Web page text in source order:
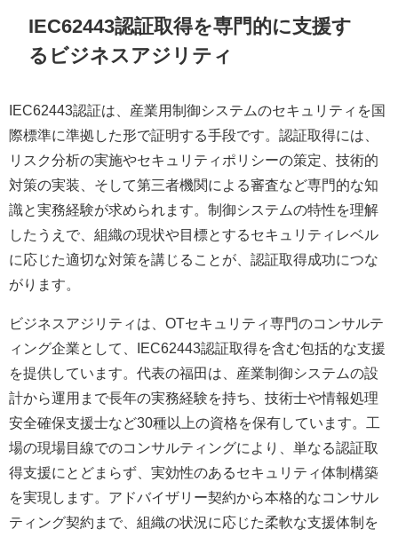
IEC62443認証取得を専門的に支援す
るビジネスアジリティ
IEC62443認証は、産業用制御システムのセキュリティを国
際標準に準拠した形で証明する手段です。認証取得には、
リスク分析の実施やセキュリティポリシーの策定、技術的
対策の実装、そして第三者機関による審査など専門的な知
識と実務経験が求められます。制御システムの特性を理解
したうえで、組織の現状や目標とするセキュリティレベル
に応じた適切な対策を講じることが、認証取得成功につな
がります。
ビジネスアジリティは、OTセキュリティ専門のコンサルテ
ィング企業として、IEC62443認証取得を含む包括的な支援
を提供しています。代表の福田は、産業制御システムの設
計から運用まで長年の実務経験を持ち、技術士や情報処理
安全確保支援士など30種以上の資格を保有しています。工
場の現場目線でのコンサルティングにより、単なる認証取
得支援にとどまらず、実効性のあるセキュリティ体制構築
を実現します。アドバイザリー契約から本格的なコンサル
ティング契約まで、組織の状況に応じた柔軟な支援体制を